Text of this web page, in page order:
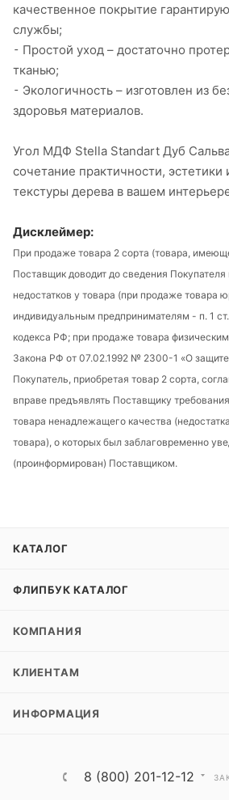
качественное покрытие
службы;
⁃ Простой уход – достаточно
тканью;
⁃ Экологичность – изготовлен из
здоровья материалов.
Угол МДФ Stella Standart Дуб
сочетание практичности, эстетики
текстуры дерева в вашем
Дисклеймер:
При продаже товара 2 сорта (товара,
Поставщик доводит до сведения
недостатков у товара (при продаже товара
индивидуальным предпринимателям - п. 1
кодекса РФ; при продаже товара
Закона РФ от 07.02.1992 № 2300-1 «О защите
Покупатель, приобретая товар 2 сорта,
вправе предъявлять Поставщику
товара ненадлежащего качества
товара), о которых был заблаговременно
(проинформирован) Поставщиком.
КАТАЛОГ
ФЛИПБУК КАТАЛОГ
КОМПАНИЯ
КЛИЕНТАМ
ИНФОРМАЦИЯ
8 (800) 201-12-12